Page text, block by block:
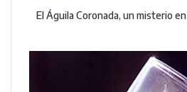
El Águila Coronada, un misterio